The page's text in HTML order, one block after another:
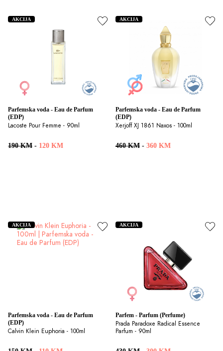
Parfemska voda - Eau de Parfum
(EDP)
Lacoste Pour Femme - 90ml
190 KM - 120 KM
AKCIJA
Parfemska voda - Eau de Parfum
(EDP)
Xerjoff XJ 1861 Naxos - 100ml
460 KM - 360 KM
AKCIJA
Parfemska voda - Eau de Parfum
(EDP)
Calvin Klein Euphoria - 100ml
AKCIJA
Parfem - Parfum (Perfume)
Prada Paradoxe Radical Essence
Parfum - 90ml
AKCIJA